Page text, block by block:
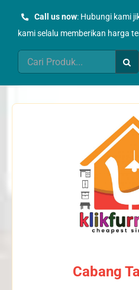
Call us now: Hubungi kami
kami selalu memberikan harga
Search
for:
Cabang